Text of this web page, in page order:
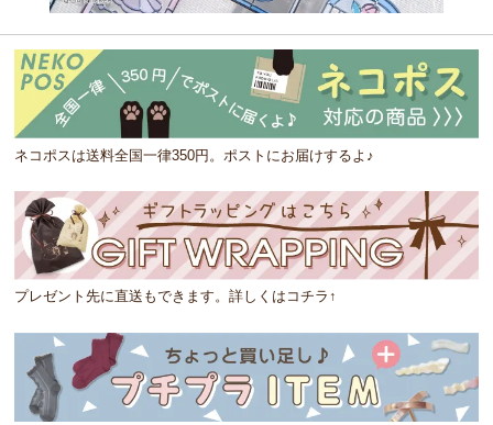
ネコポスは送料全国一律350円。ポストにお届けするよ♪
プレゼント先に直送もできます。詳しくはコチラ↑